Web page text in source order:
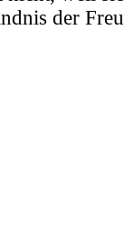
der